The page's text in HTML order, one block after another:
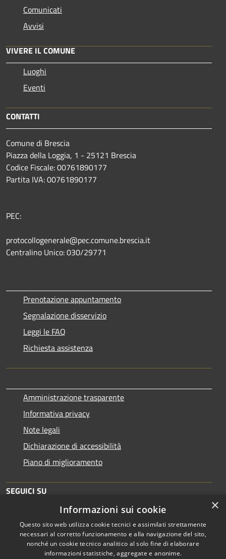
Comunicati
Avvisi
VIVERE IL COMUNE
Luoghi
Eventi
CONTATTI
Comune di Brescia
Piazza della Loggia, 1 - 25121 Brescia
Codice Fiscale: 00761890177
Partita IVA: 00761890177
PEC:
protocollogenerale@pec.comune.brescia.it
Centralino Unico: 030/29771
Prenotazione appuntamento
Segnalazione disservizio
Leggi le FAQ
Richiesta assistenza
Amministrazione trasparente
Informativa privacy
Note legali
Dichiarazione di accessibilità
Piano di miglioramento
SEGUICI SU
×
Informazioni sui cookie
Questo sito web utilizza cookie tecnici e assimilati strettamente
necessari al corretto funzionamento e alla navigazione del sito,
nonché un cookie tecnico analitico al solo fine di elaborare
informazioni statistiche, aggregate e anonime.